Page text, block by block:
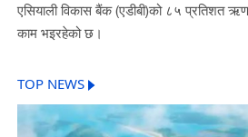
एसियाली विकास बैंक (एडीबी)को ८५ प्रतिशत
काम भइरहेको छ।
TOP NEWS